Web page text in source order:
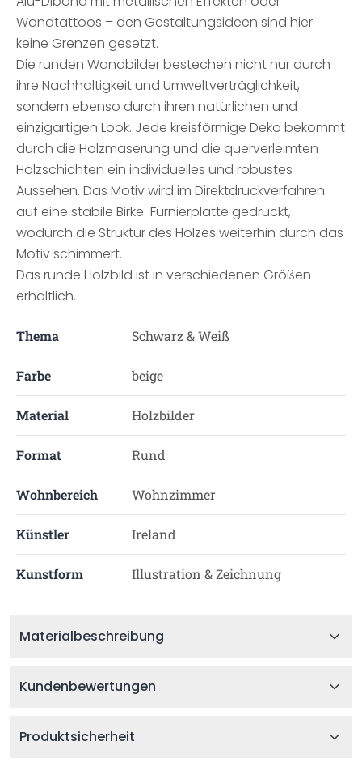
Wandtattoos – den Gestaltungsideen sind hier
keine Grenzen gesetzt.
Die runden Wandbilder bestechen nicht nur durch
ihre Nachhaltigkeit und Umweltverträglichkeit,
sondern ebenso durch ihren natürlichen und
einzigartigen Look. Jede kreisförmige Deko bekommt
durch die Holzmaserung und die querverleimten
Holzschichten ein individuelles und robustes
Aussehen. Das Motiv wird im Direktdruckverfahren
auf eine stabile Birke-Furnierplatte gedruckt,
wodurch die Struktur des Holzes weiterhin durch das
Motiv schimmert.
Das runde Holzbild ist in verschiedenen Größen
erhältlich.
Thema Schwarz & Weiß
Farbe beige
Material Holzbilder
Format Rund
Wohnbereich Wohnzimmer
Künstler Ireland
Kunstform Illustration & Zeichnung
Materialbeschreibung
Kundenbewertungen
Produktsicherheit